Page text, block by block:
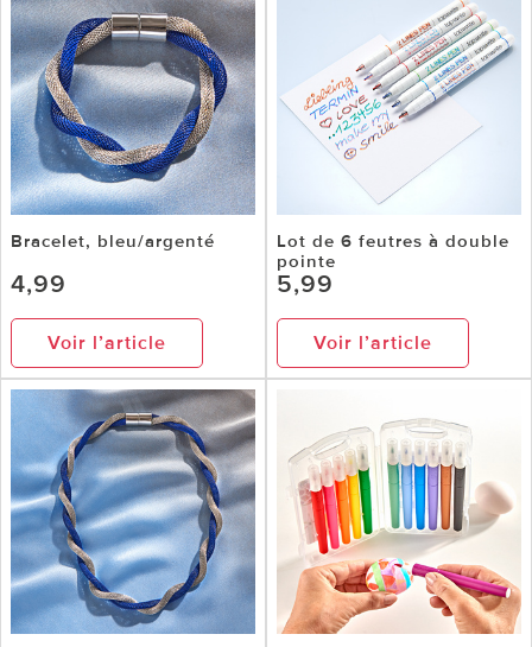
Bracelet, bleu/argenté
4,99
Voir l’article
Lot de 6 feutres à double
pointe
5,99
Voir l’article